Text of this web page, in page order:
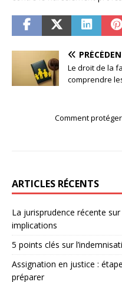
Le droit de la
comprendre
Comment
ARTICLES RÉCENTS
La jurisprudence récente
implications
5 points clés sur
Assignation en justice :
préparer